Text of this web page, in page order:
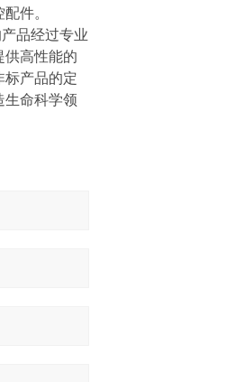
件。
品经过专业
供高性能的
标产品的定
生命科学领